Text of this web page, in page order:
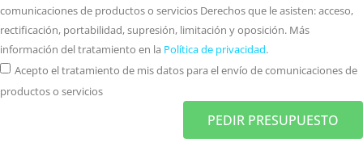
comunicaciones de productos o servicios Derechos que le asisten: acceso,
rectificación, portabilidad, supresión, limitación y oposición. Más
información del tratamiento en la Política de privacidad.
Acepto el tratamiento de mis datos para el envío de comunicaciones de
productos o servicios
PEDIR PRESUPUESTO